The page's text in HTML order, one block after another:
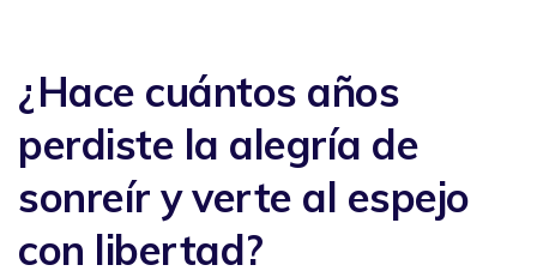
¿Hace cuántos años
perdiste la alegría de
sonreír y verte al espejo
con libertad?